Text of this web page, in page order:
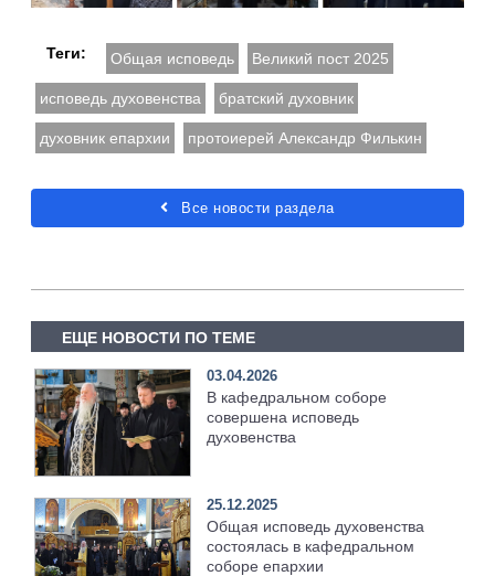
Теги: Общая исповедь Великий пост 2025
исповедь духовенства братский духовник
духовник епархии протоиерей Александр Филькин
Все новости раздела
ЕЩЕ НОВОСТИ ПО ТЕМЕ
03.04.2026
В кафедральном соборе
совершена исповедь
духовенства
25.12.2025
Общая исповедь духовенства
состоялась в кафедральном
соборе епархии